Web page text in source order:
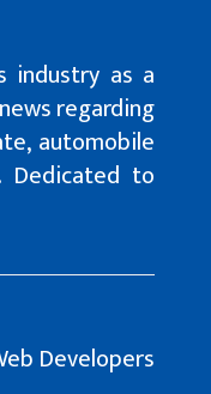
industry as a
regarding
automobile
Dedicated to
Developers